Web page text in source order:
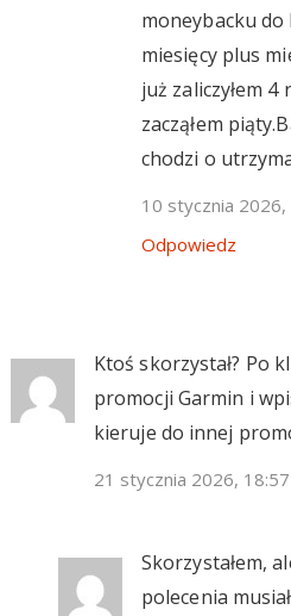
moneybacku do
miesięcy plus
już zaliczyłem
zacząłem
chodzi o
10 stycznia 2026,
Odpowiedz
Ktoś skorzystał? Po
promocji Garmin i
kieruje do innej
21 stycznia 2026, 18:57
Skorzystałem,
polecenia